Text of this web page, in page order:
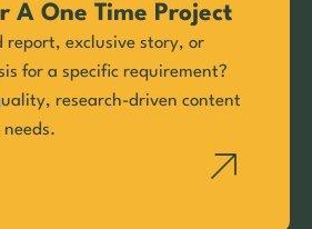
A One Time Project
report, exclusive story, or
for a specific requirement?
research-driven content